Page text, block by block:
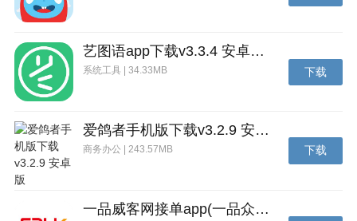
艺图语app下载v3.3.4 安卓免费版
系统工具 | 34.33MB 下载
爱鸽者手机版下载v3.2.9 安卓版
商务办公 | 243.57MB 下载
一品威客网接单app(一品众包)下载v2.7.1 安卓最新版